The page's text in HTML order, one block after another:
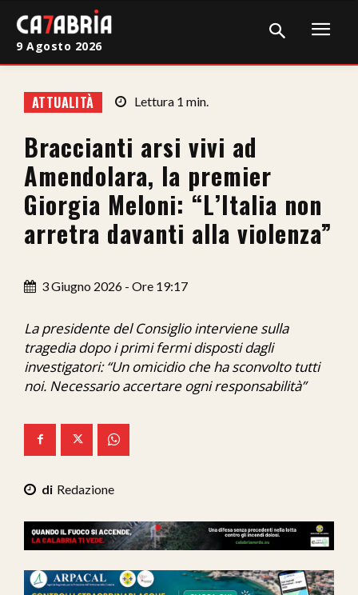
Cronaca
Giudiziaria
Politica
Sport
Sanità
Economia
Ita-Mondo
We Calabria
9 Agosto 2026
ATTUALITÀ Lettura 1 min.
Braccianti arsi vivi ad
Amendolara, la premier
Giorgia Meloni: “L’Italia non
arretra davanti alla violenza”
3 Giugno 2026 - Ore 19:17
La presidente del Consiglio interviene sulla
tragedia dopo i primi fermi disposti dagli
investigatori: “Un omicidio che ha sconvolto tutti
noi. Necessario accertare ogni responsabilità”
Redazione